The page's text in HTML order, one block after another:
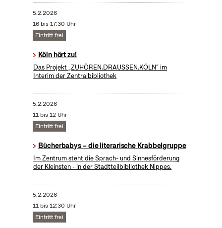
5.2.2026
16 bis 17:30 Uhr
Eintritt frei
Köln hört zu!
Das Projekt „ZUHÖREN.DRAUSSEN.KÖLN“ im
Interim der Zentralbibliothek
5.2.2026
11 bis 12 Uhr
Eintritt frei
Bücherbabys – die literarische Krabbelgruppe
Im Zentrum steht die Sprach- und Sinnesförderung
der Kleinsten - in der Stadtteilbibliothek Nippes.
5.2.2026
11 bis 12:30 Uhr
Eintritt frei